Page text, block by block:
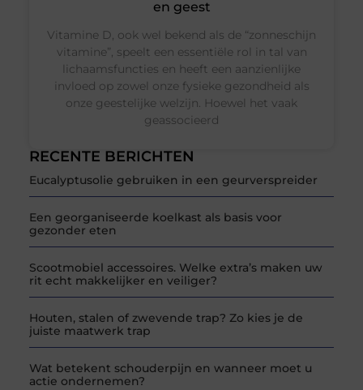
RECENTE BERICHTEN
Eucalyptusolie gebruiken in een geurverspreider
Een georganiseerde koelkast als basis voor
gezonder eten
Scootmobiel accessoires. Welke extra’s maken uw
rit echt makkelijker en veiliger?
Houten, stalen of zwevende trap? Zo kies je de
juiste maatwerk trap
Wat betekent schouderpijn en wanneer moet u
actie ondernemen?
en geest
Vitamine D, ook wel bekend als de “zonneschijn
vitamine”, speelt een essentiële rol in tal van
lichaamsfuncties en heeft een aanzienlijke
invloed op zowel onze fysieke gezondheid als
onze geestelijke welzijn. Hoewel het vaak
geassocieerd